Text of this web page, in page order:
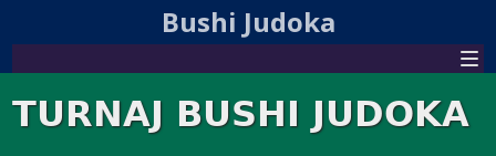
Bushi Judoka
TURNAJ BUSHI JUDOKA